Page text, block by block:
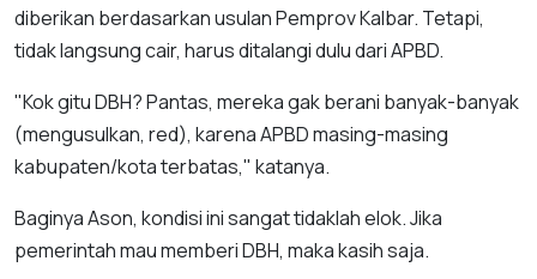
diberikan berdasarkan usulan Pemprov Kalbar. Tetapi,
tidak langsung cair, harus ditalangi dulu dari APBD.
"Kok gitu DBH? Pantas, mereka gak berani banyak-banyak
(mengusulkan, red), karena APBD masing-masing
kabupaten/kota terbatas," katanya.
Baginya Ason, kondisi ini sangat tidaklah elok. Jika
pemerintah mau memberi DBH, maka kasih saja.